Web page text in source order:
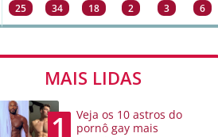
25 34 18 2 3 6
MAIS LIDAS
1
Veja os 10 astros do
pornô gay mais